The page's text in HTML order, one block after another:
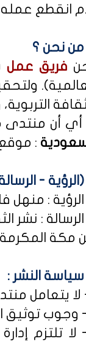
انقطع عمله
من نحن ؟
فريق عمل
التربوية، وذلك
أي أن منتدى
:
(الرؤية -
:
: نشر
مكة
سياسة النشر :
3- لا تلتزم